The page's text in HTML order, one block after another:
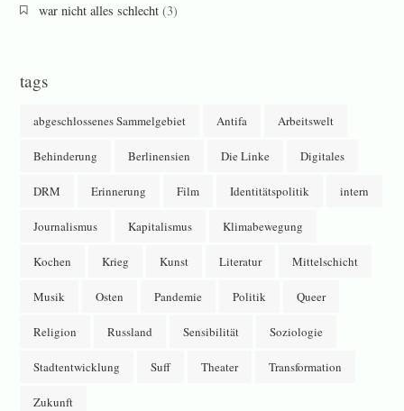
war nicht alles schlecht(3)
tags
abgeschlossenes Sammelgebiet Antifa Arbeitswelt
Behinderung Berlinensien Die Linke Digitales
DRM Erinnerung Film Identitätspolitik intern
Journalismus Kapitalismus Klimabewegung
Kochen Krieg Kunst Literatur Mittelschicht
Musik Osten Pandemie Politik Queer
Religion Russland Sensibilität Soziologie
Stadtentwicklung Suff Theater Transformation
Zukunft